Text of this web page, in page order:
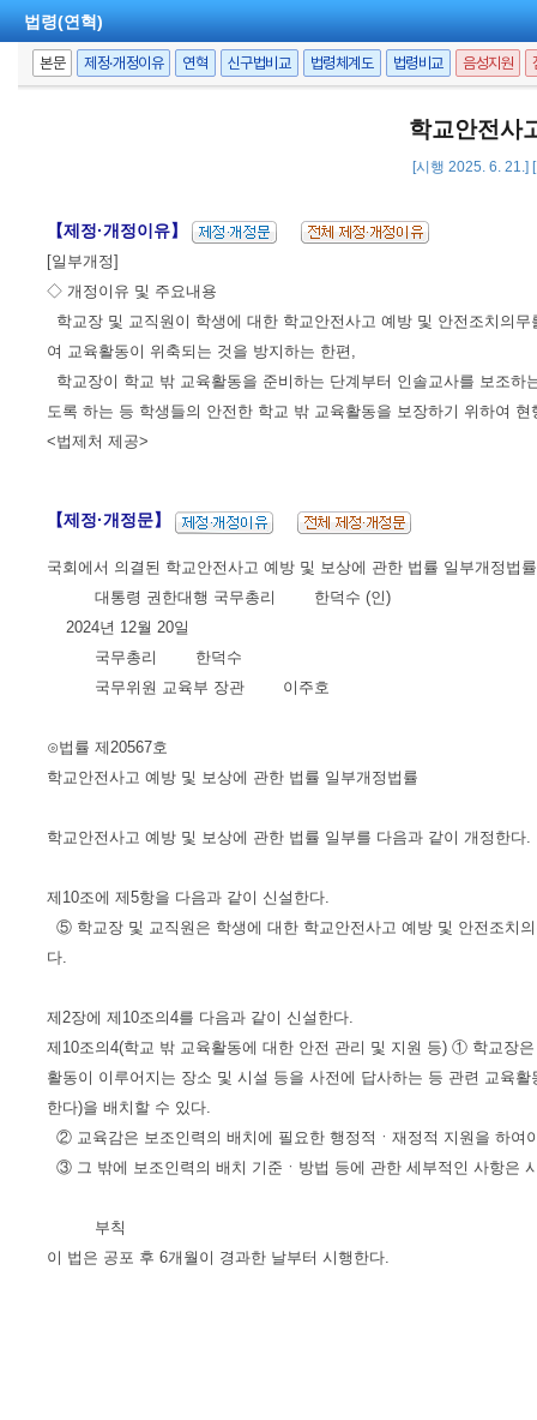
법령(연혁)
본문 제정·개정이유 연혁 신구법비교 법령체계도 법령비교 음성지원
학교안전사
[시행 2025. 6. 21.]
【제정·개정이유】
[일부개정]
◇ 개정이유 및 주요내용
학교장 및 교직원이 학생에 대한 학교안전사고 예방 및 안전조치의
여 교육활동이 위축되는 것을 방지하는 한편,
학교장이 학교 밖 교육활동을 준비하는 단계부터 인솔교사를 보조
도록 하는 등 학생들의 안전한 학교 밖 교육활동을 보장하기 위하여
<법제처 제공>
【제정·개정문】
국회에서 의결된 학교안전사고 예방 및 보상에 관한 법률 일부개정법
대통령 권한대행 국무총리 한덕수 (인)
2024년 12월 20일
국무총리 한덕수
국무위원 교육부 장관 이주호
⊙법률 제20567호
학교안전사고 예방 및 보상에 관한 법률 일부개정법률
학교안전사고 예방 및 보상에 관한 법률 일부를 다음과 같이 개정한다.
제10조에 제5항을 다음과 같이 신설한다.
⑤ 학교장 및 교직원은 학생에 대한 학교안전사고 예방 및 안전조치
다.
제2장에 제10조의4를 다음과 같이 신설한다.
제10조의4(학교 밖 교육활동에 대한 안전 관리 및 지원 등) ① 학교장
활동이 이루어지는 장소 및 시설 등을 사전에 답사하는 등 관련 교육
한다)을 배치할 수 있다.
② 교육감은 보조인력의 배치에 필요한 행정적ㆍ재정적 지원을 하여
③ 그 밖에 보조인력의 배치 기준ㆍ방법 등에 관한 세부적인 사항은
부칙
이 법은 공포 후 6개월이 경과한 날부터 시행한다.